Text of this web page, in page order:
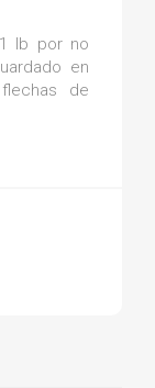
lb por no
en
de